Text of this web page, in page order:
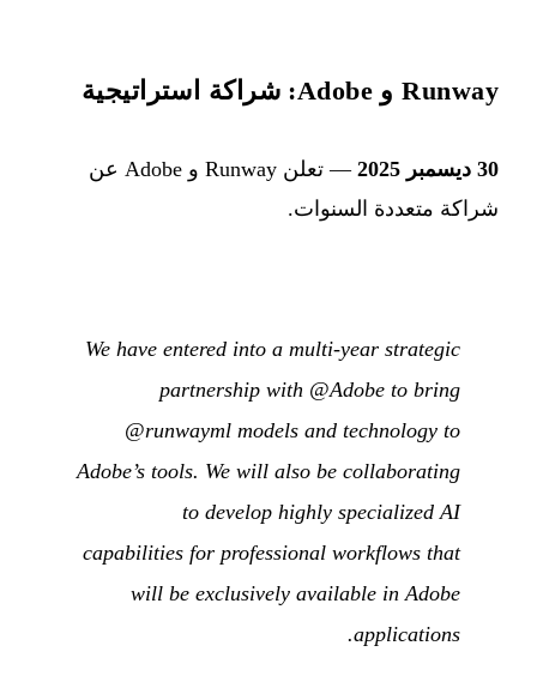
Runway و Adobe: شراكة استراتيجية
30 ديسمبر 2025
— تعلن Runway و Adobe عن
شراكة متعددة السنوات.
We have entered into a multi-year strategic
partnership with @Adobe to bring
@runwayml models and technology to
Adobe’s tools. We will also be collaborating
to develop highly specialized AI
capabilities for professional workflows that
will be exclusively available in Adobe
applications.